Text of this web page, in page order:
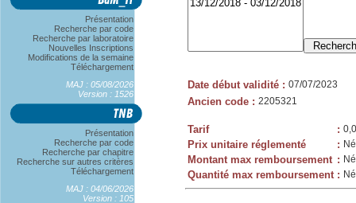
Présentation
Recherche par code
Recherche par laboratoire
Nouvelles Inscriptions
Modifications de la semaine
Téléchargement
MAJ : 05/08/2026
Version : 1526
Présentation
Recherche par code
Recherche par chapitre
Recherche sur autres critères
Téléchargement
MAJ : 04/06/2026
Version : 105
Date début validité : 07/07/2023
Ancien code : 2205321
Tarif :
Prix unitaire réglementé :
Montant max remboursement :
Quantité max remboursement :